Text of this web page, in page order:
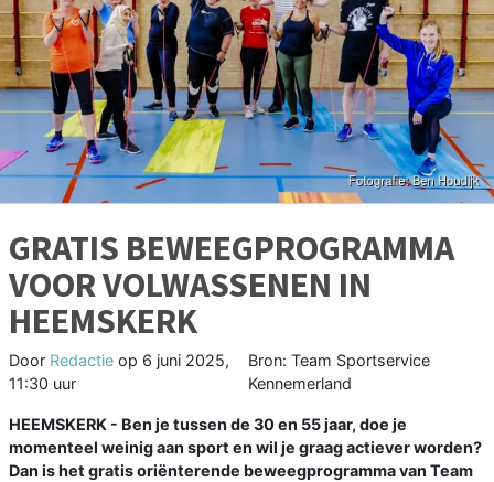
GRATIS BEWEEGPROGRAMMA
VOOR VOLWASSENEN IN
HEEMSKERK
Door Redactie op 6 juni 2025,
11:30 uur
Bron: Team Sportservice
Kennemerland
HEEMSKERK - Ben je tussen de 30 en 55 jaar, doe je
momenteel weinig aan sport en wil je graag actiever worden?
Dan is het gratis oriënterende beweegprogramma van Team